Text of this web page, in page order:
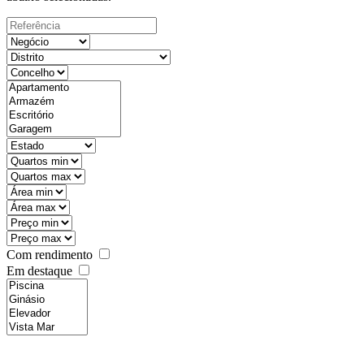
Com rendimento
Em destaque